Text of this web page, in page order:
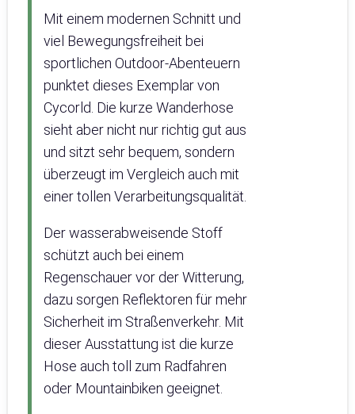
Mit einem modernen Schnitt und
viel Bewegungsfreiheit bei
sportlichen Outdoor-Abenteuern
punktet dieses Exemplar von
Cycorld. Die kurze Wanderhose
sieht aber nicht nur richtig gut aus
und sitzt sehr bequem, sondern
überzeugt im Vergleich auch mit
einer tollen Verarbeitungsqualität.
Der wasserabweisende Stoff
schützt auch bei einem
Regenschauer vor der Witterung,
dazu sorgen Reflektoren für mehr
Sicherheit im Straßenverkehr. Mit
dieser Ausstattung ist die kurze
Hose auch toll zum Radfahren
oder Mountainbiken geeignet.